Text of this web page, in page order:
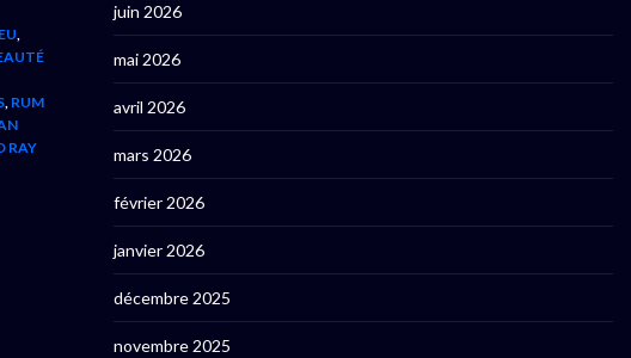
,
, RUM
RAY
juin 2026
mai 2026
avril 2026
mars 2026
février 2026
janvier 2026
décembre 2025
novembre 2025